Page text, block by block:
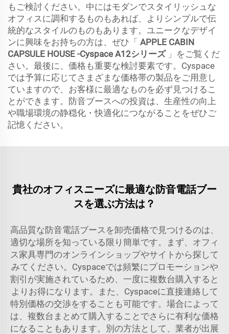
もご検討ください。中にはモダンでスタイリッシュな
オフィスに調和するものもあれば、よりシンプルで伝
統的なスタイルのものもあります。ユニークなデザイ
ンに興味をお持ちの方は、ぜひ「 APPLE CABIN
CAPSULE HOUSE -Cyspace A12シリーズ 」をご覧くだ
さい。最後に、価格も重要な検討要素です。Cyspace
では予算に応じてさまざまな価格帯の製品をご用意し
ていますので、お客様に最適なものを必ず見つけるこ
とができます。防音ブースへの投資は、生産性の向上
や職場環境の静穏化・快適化につながることをぜひご
記憶ください。
貴社のオフィスニーズに最適な防音電話ブー
スを選ぶ方法は？
高品質な防音電話ブースを卸売価格で見つけるのは、
適切な場所を知っている限り簡単です。まず、オフィ
ス家具専門のオンラインショップやサイトから探して
みてください。Cyspaceでは頻繁にプロモーションや
割引が実施されているため、一度に複数台購入すると
よりお得になります。また、Cyspaceに直接連絡して
特別価格の交渉をすることも可能です。場合によって
は、複数台まとめて購入することでさらに有利な価格
になることもあります。別の方法として、業者が出展